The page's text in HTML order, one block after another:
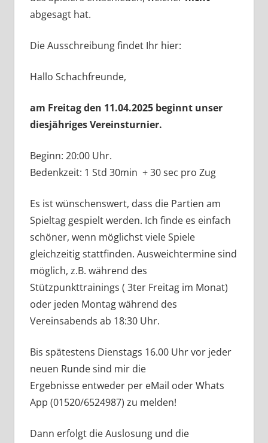
abgesagt hat.
Die Ausschreibung findet Ihr hier:
Hallo Schachfreunde,
am Freitag den 11.04.2025 beginnt unser
diesjähriges Vereinsturnier.
Beginn: 20:00 Uhr.
Bedenkzeit: 1 Std 30min + 30 sec pro Zug
Es ist wünschenswert, dass die Partien am
Spieltag gespielt werden. Ich finde es einfach
schöner, wenn möglichst viele Spiele
gleichzeitig stattfinden. Ausweichtermine sind
möglich, z.B. während des
Stützpunkttrainings ( 3ter Freitag im Monat)
oder jeden Montag während des
Vereinsabends ab 18:30 Uhr.
Bis spätestens Dienstags 16.00 Uhr vor jeder
neuen Runde sind mir die
Ergebnisse entweder per eMail oder Whats
App (01520/6524987) zu melden!
Dann erfolgt die Auslosung und die